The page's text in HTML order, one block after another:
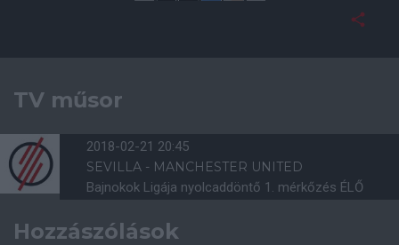
TV műsor
2018-02-21 20:45
SEVILLA - MANCHESTER UNITED
Bajnokok Ligája nyolcaddöntő 1. mérkőzés ÉLŐ
Hozzászólások